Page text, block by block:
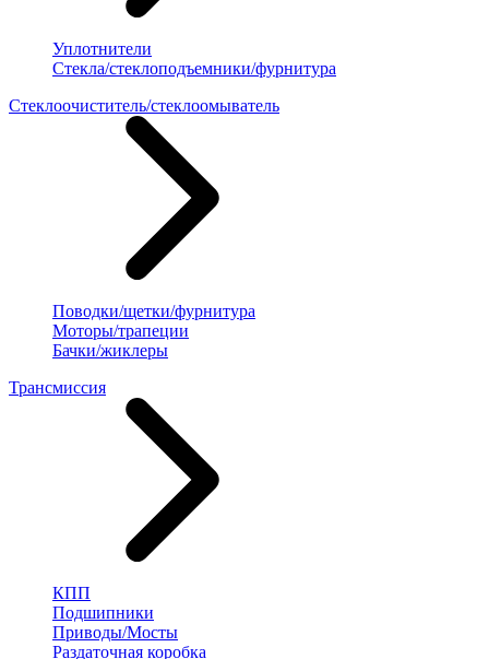
Уплотнители
Стекла/стеклоподъемники/фурнитура
Стеклоочиститель/стеклоомыватель
Поводки/щетки/фурнитура
Моторы/трапеции
Бачки/жиклеры
Трансмиссия
КПП
Подшипники
Приводы/Мосты
Раздаточная коробка